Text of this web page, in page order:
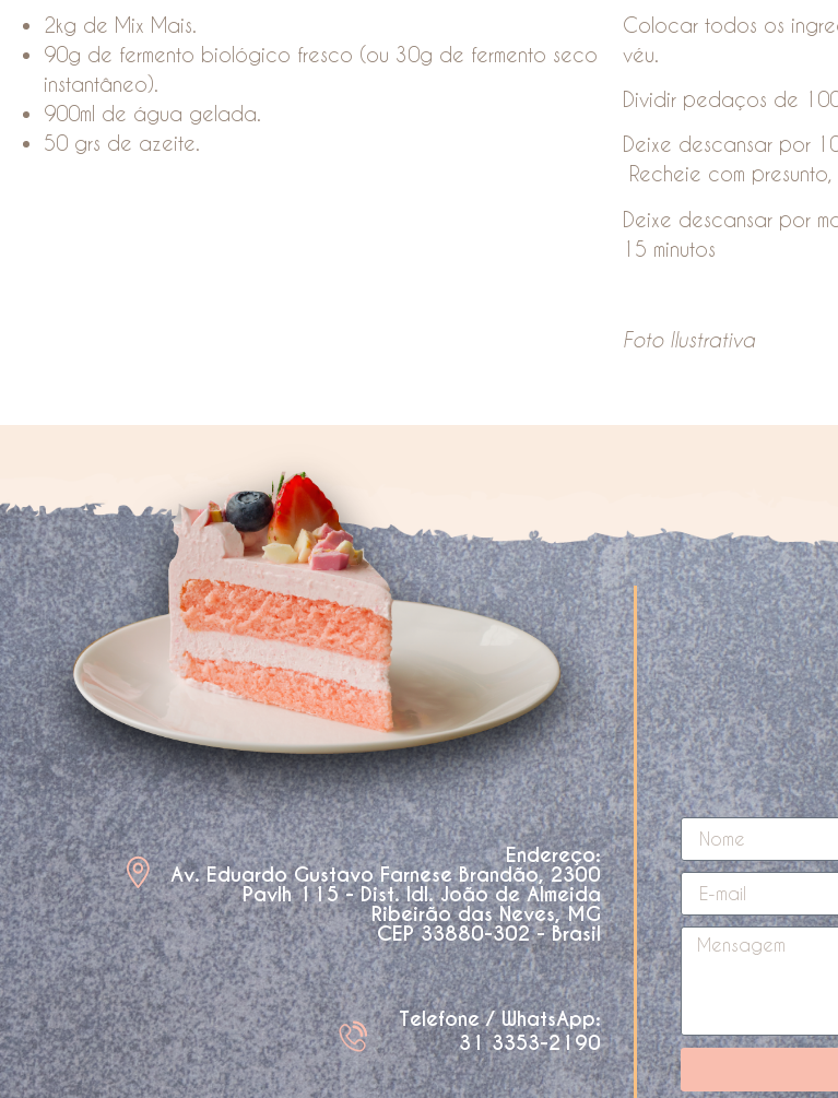
2kg de Mix Mais.
90g de fermento biológico fresco (ou 30g de fermento seco
instantâneo).
900ml de água gelada.
50 grs de azeite.
Colocar todos os
véu.
Dividir pedaços de
Deixe descansar por
Recheie com
Deixe descansar por
15 minutos
Foto Ilustrativa
Endereço:
Av. Eduardo Gustavo Farnese Brandão, 2300
Pavlh 115 - Dist. Idl. João de Almeida
Ribeirão das Neves, MG
CEP 33880-302 - Brasil
Telefone / WhatsApp:
31 3353-2190